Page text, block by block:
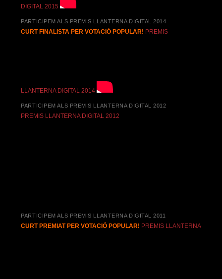
DIGITAL 2015
PARTICIPEM ALS PREMIS LLANTERNA DIGITAL 2014
CURT FINALISTA PER VOTACIÓ POPULAR! PREMIS
LLANTERNA DIGITAL 2014
PARTICIPEM ALS PREMIS LLANTERNA DIGITAL 2012
PREMIS LLANTERNA DIGITAL 2012
PARTICIPEM ALS PREMIS LLANTERNA DIGITAL 2011
CURT PREMIAT PER VOTACIÓ POPULAR! PREMIS LLANTERNA